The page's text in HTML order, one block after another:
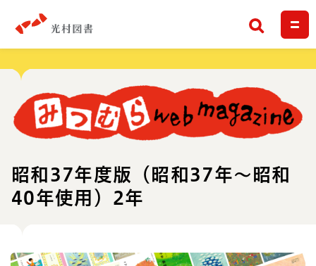
検索
昭和37年度版（昭和37年～昭和
40年使用）2年